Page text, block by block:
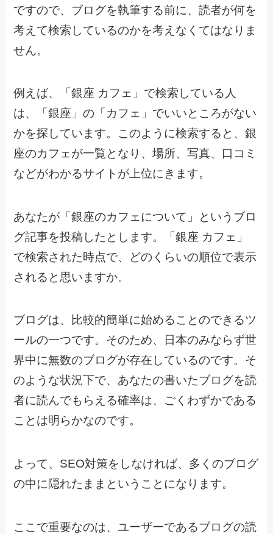
ですので、ブログを執筆する前に、読者が何を
考えて検索しているのかを考えなくてはなりま
せん。
例えば、「銀座 カフェ」で検索している人
は、「銀座」の「カフェ」でいいところがない
かを探しています。このように検索すると、銀
座のカフェが一覧となり、場所、写真、口コミ
などがわかるサイトが上位にきます。
あなたが「銀座のカフェについて」というブロ
グ記事を投稿したとします。「銀座 カフェ」
で検索された時点で、どのくらいの順位で表示
されると思いますか。
ブログは、比較的簡単に始めることのできるツ
ールの一つです。そのため、日本のみならず世
界中に無数のブログが存在しているのです。そ
のような状況下で、あなたの書いたブログを読
者に読んでもらえる確率は、ごくわずかである
ことは明らかなのです。
よって、SEO対策をしなければ、多くのブログ
の中に隠れたままということになります。
ここで重要なのは、ユーザーであるブログの読